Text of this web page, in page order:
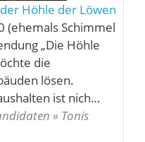
Höhle der Löwen
(ehemals Schimmel
„Die Höhle
die
lösen.
ist nich…
» Tonis